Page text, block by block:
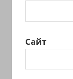
Сайт